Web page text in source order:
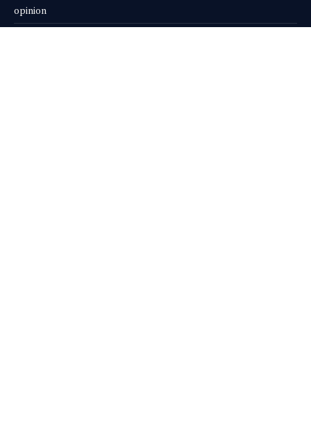
opinion